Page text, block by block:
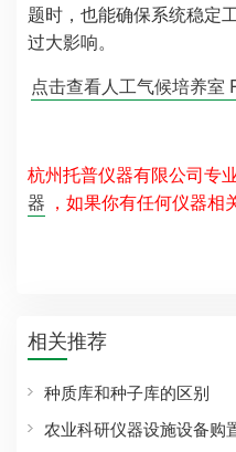
题时，也能确保系统稳定
过大影响。
点击查看人工气候培养室
杭州托普仪器有限公司专
器 ，如果你有任何仪器相
相关推荐
种质库和种子库的区别
农业科研仪器设施设备购